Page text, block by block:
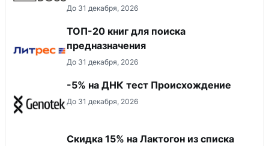
До 31 декабря, 2026
ТОП-20 книг для поиска
предназначения
До 31 декабря, 2026
-5% на ДНК тест Происхождение
До 31 декабря, 2026
Скидка 15% на Лактогон из списка